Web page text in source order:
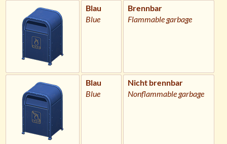
Blau
Blue
Brennbar
Flammable garbage
Blau
Blue
Nicht brennbar
Nonflammable garbage